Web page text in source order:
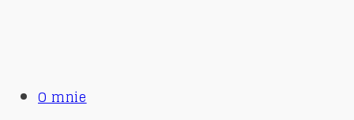
O mnie